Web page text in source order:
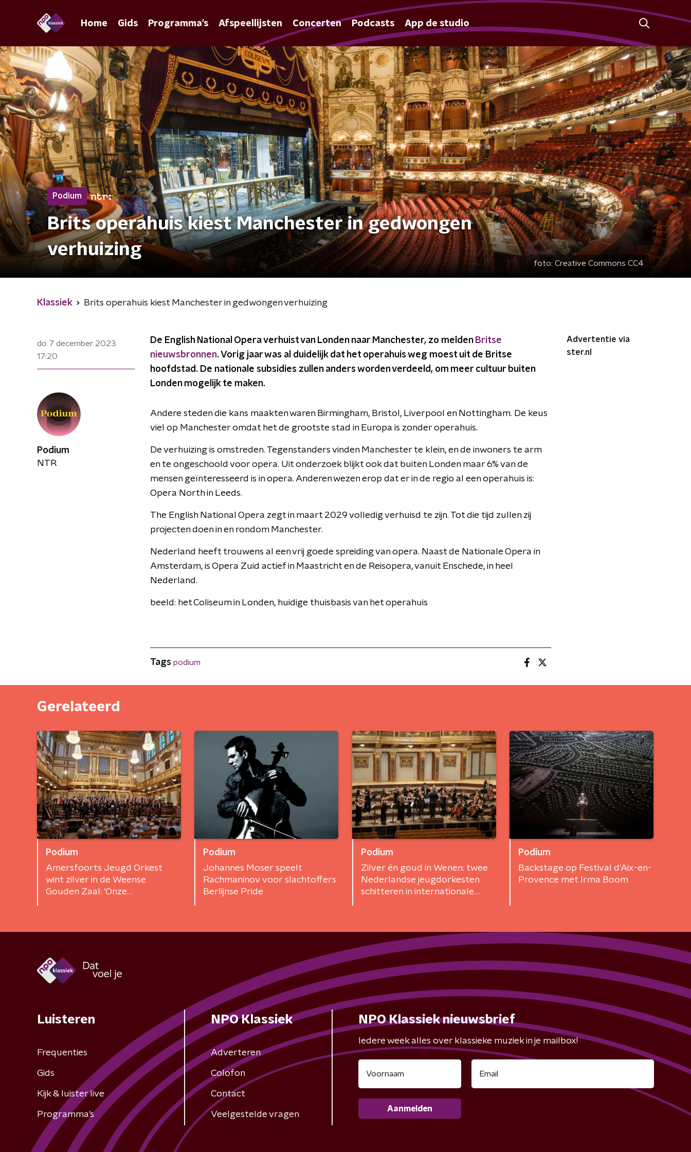
Home Gids Programma's Afspeellijsten Concerten Podcasts App de studio
Podium
Brits operahuis kiest Manchester in gedwongen
verhuizing
foto: Creative Commons CC4
Klassiek Brits operahuis kiest Manchester in gedwongen verhuizing
do 7 december 2023
17:20
De English National Opera verhuist van Londen naar Manchester, zo melden Britse
nieuwsbronnen. Vorig jaar was al duidelijk dat het operahuis weg moest uit de Britse
hoofdstad. De nationale subsidies zullen anders worden verdeeld, om meer cultuur buiten
Londen mogelijk te maken.
Andere steden die kans maakten waren Birmingham, Bristol, Liverpool en Nottingham. De keus
viel op Manchester omdat het de grootste stad in Europa is zonder operahuis.
De verhuizing is omstreden. Tegenstanders vinden Manchester te klein, en de inwoners te arm
en te ongeschoold voor opera. Uit onderzoek blijkt ook dat buiten Londen maar 6% van de
mensen geïnteresseerd is in opera. Anderen wezen erop dat er in de regio al een operahuis is:
Opera North in Leeds.
The English National Opera zegt in maart 2029 volledig verhuisd te zijn. Tot die tijd zullen zij
projecten doen in en rondom Manchester.
Nederland heeft trouwens al een vrij goede spreiding van opera. Naast de Nationale Opera in
Amsterdam, is Opera Zuid actief in Maastricht en de Reisopera, vanuit Enschede, in heel
Nederland.
beeld: het Coliseum in Londen, huidige thuisbasis van het operahuis
Advertentie via
ster.nl
Podium
NTR
Tags podium
Gerelateerd
Podium
Amersfoorts Jeugd Orkest
wint zilver in de Weense
Gouden Zaal: 'Onze
Podium
Johannes Moser speelt
Rachmaninov voor slachtoffers
Berlijnse Pride
Podium
Zilver én goud in Wenen: twee
Nederlandse jeugdorkesten
schitteren in internationale
Podium
Backstage op Festival d'Aix-en-
Provence met Irma Boom
Luisteren
Frequenties
Gids
Kijk & luister live
Programma's
NPO Klassiek
Adverteren
Colofon
Contact
Veelgestelde vragen
NPO Klassiek nieuwsbrief
Iedere week alles over klassieke muziek in je mailbox!
Aanmelden